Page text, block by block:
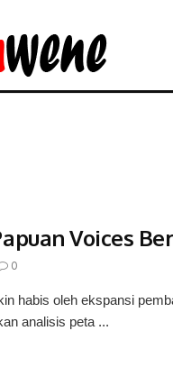
Voices
0
habis oleh ekspansi
analisis peta ...